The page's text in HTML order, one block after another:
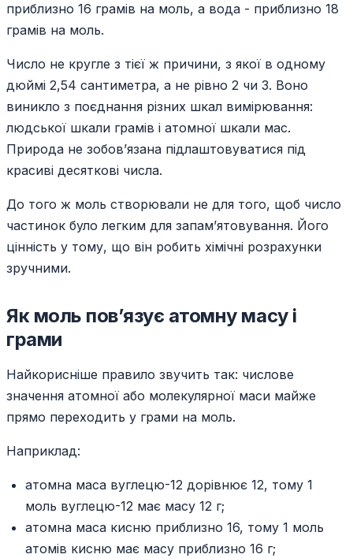
приблизно 16 грамів на моль, а вода - приблизно 18
грамів на моль.
Число не кругле з тієї ж причини, з якої в одному
дюймі 2,54 сантиметра, а не рівно 2 чи 3. Воно
виникло з поєднання різних шкал вимірювання:
людської шкали грамів і атомної шкали мас.
Природа не зобов’язана підлаштовуватися під
красиві десяткові числа.
До того ж моль створювали не для того, щоб число
частинок було легким для запам’ятовування. Його
цінність у тому, що він робить хімічні розрахунки
зручними.
Як моль пов’язує атомну масу і
грами
Найкорисніше правило звучить так: числове
значення атомної або молекулярної маси майже
прямо переходить у грами на моль.
Наприклад:
атомна маса вуглецю-12 дорівнює 12, тому 1
моль вуглецю-12 має масу 12 г;
атомна маса кисню приблизно 16, тому 1 моль
атомів кисню має масу приблизно 16 г;